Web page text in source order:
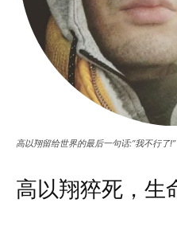
高以翔留给世界的最后一句话:“我不行了!”
高以翔猝死，生